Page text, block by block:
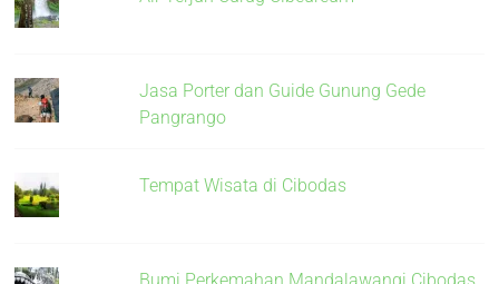
Jasa Porter dan Guide Gunung Gede
Pangrango
Tempat Wisata di Cibodas